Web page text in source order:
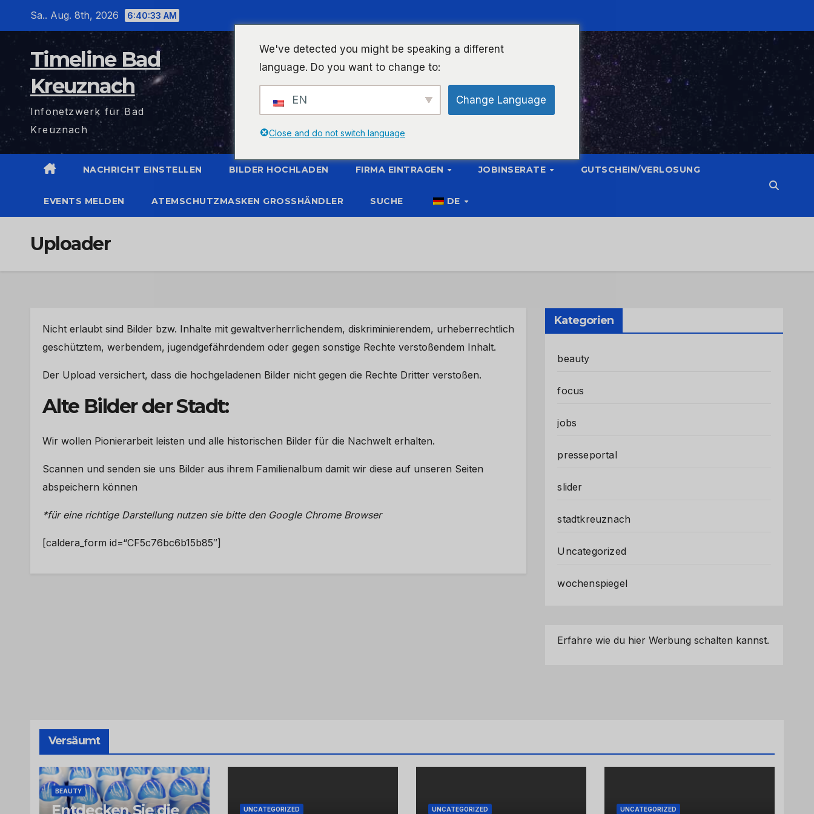
Sa.. Aug. 8th, 2026 6:40:33 AM
Timeline Bad
Kreuznach
Infonetzwerk für Bad
Kreuznach
NACHRICHT EINSTELLEN BILDER HOCHLADEN FIRMA EINTRAGEN JOBINSERATE GUTSCHEIN/VERLOSUNG
EVENTS MELDEN ATEMSCHUTZMASKEN GROSSHÄNDLER SUCHE DE
Uploader
Nicht erlaubt sind Bilder bzw. Inhalte mit gewaltverherrlichendem, diskriminierendem, urheberrechtlich
geschütztem, werbendem, jugendgefährdendem oder gegen sonstige Rechte verstoßendem Inhalt.
Der Upload versichert, dass die hochgeladenen Bilder nicht gegen die Rechte Dritter verstoßen.
Alte Bilder der Stadt:
Wir wollen Pionierarbeit leisten und alle historischen Bilder für die Nachwelt erhalten.
Scannen und senden sie uns Bilder aus ihrem Familienalbum damit wir diese auf unseren Seiten
abspeichern können
*für eine richtige Darstellung nutzen sie bitte den Google Chrome Browser
[caldera_form id=“CF5c76bc6b15b85″]
Kategorien
beauty
focus
jobs
presseportal
slider
stadtkreuznach
Uncategorized
wochenspiegel
Erfahre wie du hier Werbung schalten kannst.
Versäumt
BEAUTY
Entdecken Sie die
UNCATEGORIZED UNCATEGORIZED UNCATEGORIZED
We've detected you might be speaking a different
language. Do you want to change to:
EN Change Language
Close and do not switch language